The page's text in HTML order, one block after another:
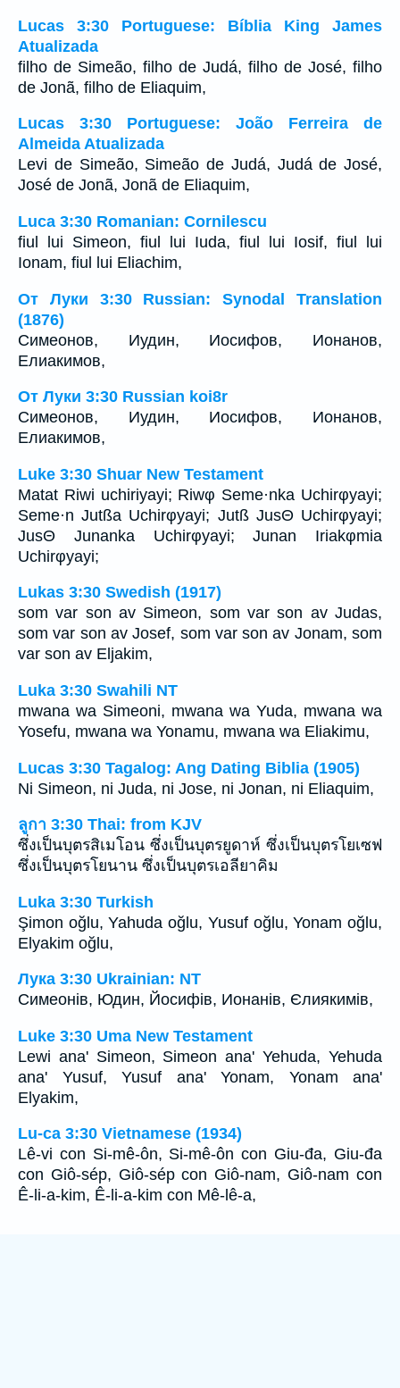
Lucas 3:30 Portuguese: Bíblia King James
Atualizada
filho de Simeão, filho de Judá, filho de José, filho
de Jonã, filho de Eliaquim,
Lucas 3:30 Portuguese: João Ferreira de
Almeida Atualizada
Levi de Simeão, Simeão de Judá, Judá de José,
José de Jonã, Jonã de Eliaquim,
Luca 3:30 Romanian: Cornilescu
fiul lui Simeon, fiul lui Iuda, fiul lui Iosif, fiul lui
Ionam, fiul lui Eliachim,
От Луки 3:30 Russian: Synodal Translation
(1876)
Симеонов, Иудин, Иосифов, Ионанов,
Елиакимов,
От Луки 3:30 Russian koi8r
Симеонов, Иудин, Иосифов, Ионанов,
Елиакимов,
Luke 3:30 Shuar New Testament
Matat Riwi uchiriyayi; Riwφ Seme·nka Uchirφyayi;
Seme·n Jutßa Uchirφyayi; Jutß JusΘ Uchirφyayi;
JusΘ Junanka Uchirφyayi; Junan Iriakφmia
Uchirφyayi;
Lukas 3:30 Swedish (1917)
som var son av Simeon, som var son av Judas,
som var son av Josef, som var son av Jonam, som
var son av Eljakim,
Luka 3:30 Swahili NT
mwana wa Simeoni, mwana wa Yuda, mwana wa
Yosefu, mwana wa Yonamu, mwana wa Eliakimu,
Lucas 3:30 Tagalog: Ang Dating Biblia (1905)
Ni Simeon, ni Juda, ni Jose, ni Jonan, ni Eliaquim,
ลูกา 3:30 Thai: from KJV
ซึ่งเป็นบุตรสิเมโอน ซึ่งเป็นบุตรยูดาห์ ซึ่งเป็นบุตรโยเซฟ
ซึ่งเป็นบุตรโยนาน ซึ่งเป็นบุตรเอลียาคิม
Luka 3:30 Turkish
Şimon oğlu, Yahuda oğlu, Yusuf oğlu, Yonam oğlu,
Elyakim oğlu,
Лука 3:30 Ukrainian: NT
Симеонів, Юдин, Йосифів, Ионанів, Єлиякимів,
Luke 3:30 Uma New Testament
Lewi ana' Simeon, Simeon ana' Yehuda, Yehuda
ana' Yusuf, Yusuf ana' Yonam, Yonam ana'
Elyakim,
Lu-ca 3:30 Vietnamese (1934)
Lê-vi con Si-mê-ôn, Si-mê-ôn con Giu-đa, Giu-đa
con Giô-sép, Giô-sép con Giô-nam, Giô-nam con
Ê-li-a-kim, Ê-li-a-kim con Mê-lê-a,